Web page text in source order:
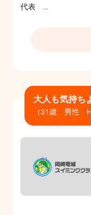
代表 …
大人も気持ち
（31歳 男性 H